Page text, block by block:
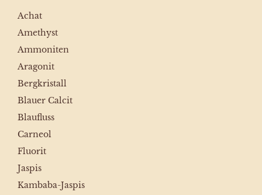
Achat
Amethyst
Ammoniten
Aragonit
Bergkristall
Blauer Calcit
Blaufluss
Carneol
Fluorit
Jaspis
Kambaba-Jaspis